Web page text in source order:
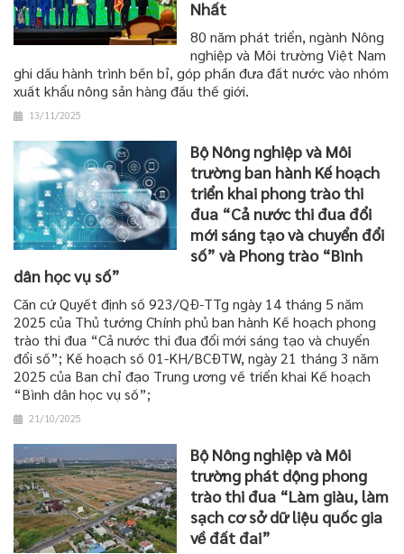
Nhất
80 năm phát triển, ngành Nông
nghiệp và Môi trường Việt Nam
ghi dấu hành trình bền bỉ, góp phần đưa đất nước vào nhóm
xuất khẩu nông sản hàng đầu thế giới.
13/11/2025
Bộ Nông nghiệp và Môi
trường ban hành Kế hoạch
triển khai phong trào thi
đua “Cả nước thi đua đổi
mới sáng tạo và chuyển đổi
số” và Phong trào “Bình
dân học vụ số”
Căn cứ Quyết định số 923/QĐ-TTg ngày 14 tháng 5 năm
2025 của Thủ tướng Chính phủ ban hành Kế hoạch phong
trào thi đua “Cả nước thi đua đổi mới sáng tạo và chuyển
đổi số”; Kế hoạch số 01-KH/BCĐTW, ngày 21 tháng 3 năm
2025 của Ban chỉ đạo Trung ương về triển khai Kế hoạch
“Bình dân học vụ số”;
21/10/2025
Bộ Nông nghiệp và Môi
trường phát dộng phong
trào thi đua “Làm giàu, làm
sạch cơ sở dữ liệu quốc gia
về đất đai”